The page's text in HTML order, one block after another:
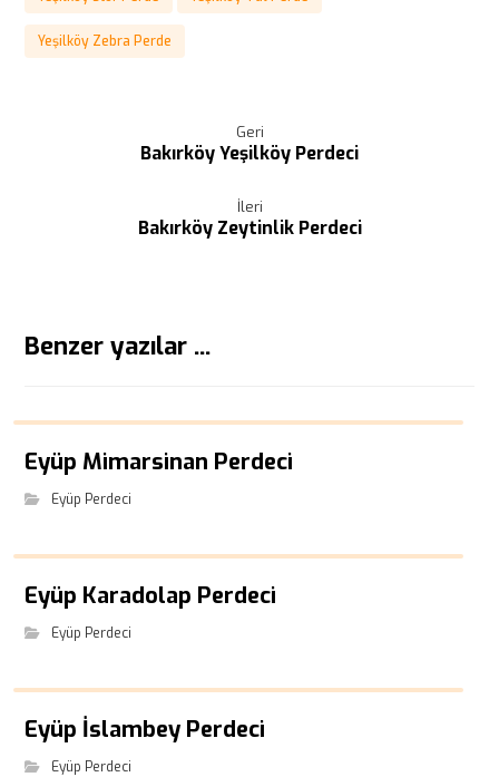
Yeşilköy Zebra Perde
Geri
Bakırköy Yeşilköy Perdeci
İleri
Bakırköy Zeytinlik Perdeci
Benzer yazılar ...
Eyüp Mimarsinan Perdeci
Eyüp Perdeci
Eyüp Karadolap Perdeci
Eyüp Perdeci
Eyüp İslambey Perdeci
Eyüp Perdeci